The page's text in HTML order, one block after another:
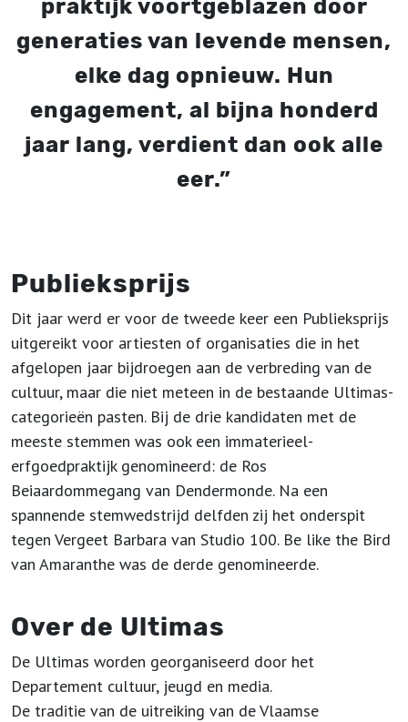
praktijk voortgeblazen door
generaties van levende mensen,
elke dag opnieuw. Hun
engagement, al bijna honderd
jaar lang, verdient dan ook alle
eer.”
Publieksprijs
Dit jaar werd er voor de tweede keer een Publieksprijs
uitgereikt voor artiesten of organisaties die in het
afgelopen jaar bijdroegen aan de verbreding van de
cultuur, maar die niet meteen in de bestaande Ultimas-
categorieën pasten. Bij de drie kandidaten met de
meeste stemmen was ook een immaterieel-
erfgoedpraktijk genomineerd: de Ros
Beiaardommegang van Dendermonde. Na een
spannende stemwedstrijd delfden zij het onderspit
tegen Vergeet Barbara van Studio 100. Be like the Bird
van Amaranthe was de derde genomineerde.
Over de Ultimas
De Ultimas worden georganiseerd door het
Departement cultuur, jeugd en media.
De traditie van de uitreiking van de Vlaamse